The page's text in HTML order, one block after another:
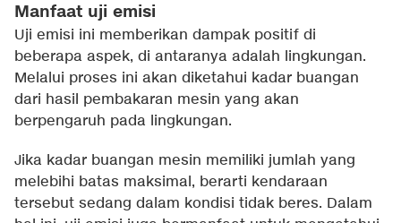
Manfaat uji emisi
Uji emisi ini memberikan dampak positif di
beberapa aspek, di antaranya adalah lingkungan.
Melalui proses ini akan diketahui kadar buangan
dari hasil pembakaran mesin yang akan
berpengaruh pada lingkungan.
Jika kadar buangan mesin memiliki jumlah yang
melebihi batas maksimal, berarti kendaraan
tersebut sedang dalam kondisi tidak beres. Dalam